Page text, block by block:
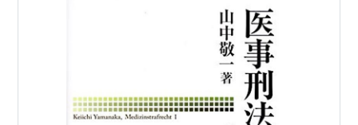
での第三者の違法行為の認定の違い。